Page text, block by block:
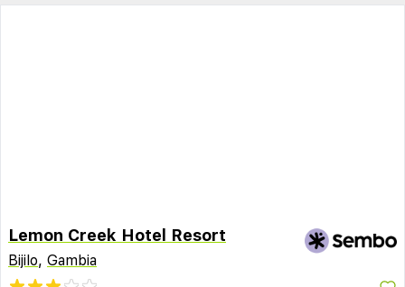
Lemon Creek Hotel Resort
Bijilo, Gambia